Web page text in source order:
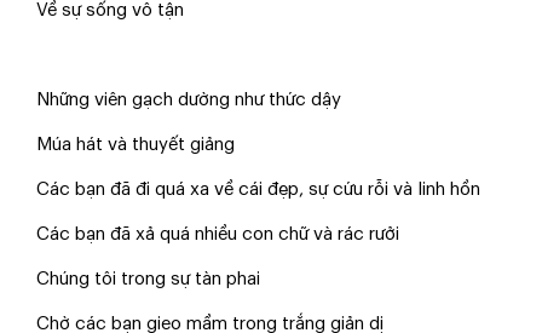
Về sự sống vô tận
Những viên gạch dường như thức dậy
Múa hát và thuyết giảng
Các bạn đã đi quá xa về cái đẹp, sự cứu rỗi và linh hồn
Các bạn đã xả quá nhiều con chữ và rác rưởi
Chúng tôi trong sự tàn phai
Chờ các bạn gieo mầm trong trắng giản dị